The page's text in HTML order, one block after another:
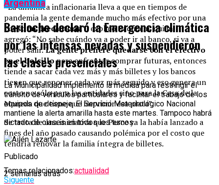
“La dinámica inflacionaria lleva a que en tiempos de
pandemia la gente demande mucho más efectivo por una
cuestión precautoria”, explicó Paolicchi, quien
agregó: “No sabe cuándo va a poder ir al banco, si va a
poder salir.La gente prefiere quedarse con el efectivo
en el bolsillopara enfrentar comprar futuras, entonces
tiende a sacar cada vez más y más billetes y los bancos
tienen que reponer cada vez más seguido y eso genera un
costo no sólo para las entidades sino para la Casa de la
Moneda que tiene que imprimir esa plata”.
Se trata de una iniciativa que Pesce ya la había lanzado a
fines del año pasado causando polémica por el costo que
tendría renovar la familia íntegra de billetes.
Temas relacionados:actualidad
Siguente
Argentina
Bariloche declaró la Emergencia climática
por las intensas nevadas y suspendieron
las clases presenciales
La Municipalidad implementó la medida para restringir el
tránsito de vehículos particulares y facilitar el trabajo de los
equipos de despeje. El Servicio Meteorológico Nacional
mantiene la alerta amarilla hasta este martes. Tampoco habrá
dictado de clases en todos los turnos.
Publicado
2 semanas atrás